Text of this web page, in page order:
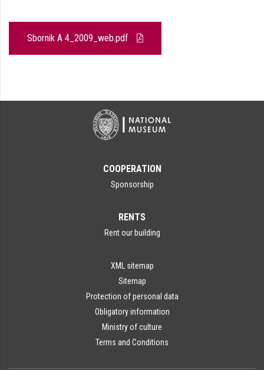
Sbornik A 4_2009_web.pdf
COOPERATION
Sponsorship
RENTS
Rent our building
XML sitemap
Sitemap
Protection of personal data
Obligatory information
Ministry of culture
Terms and Conditions